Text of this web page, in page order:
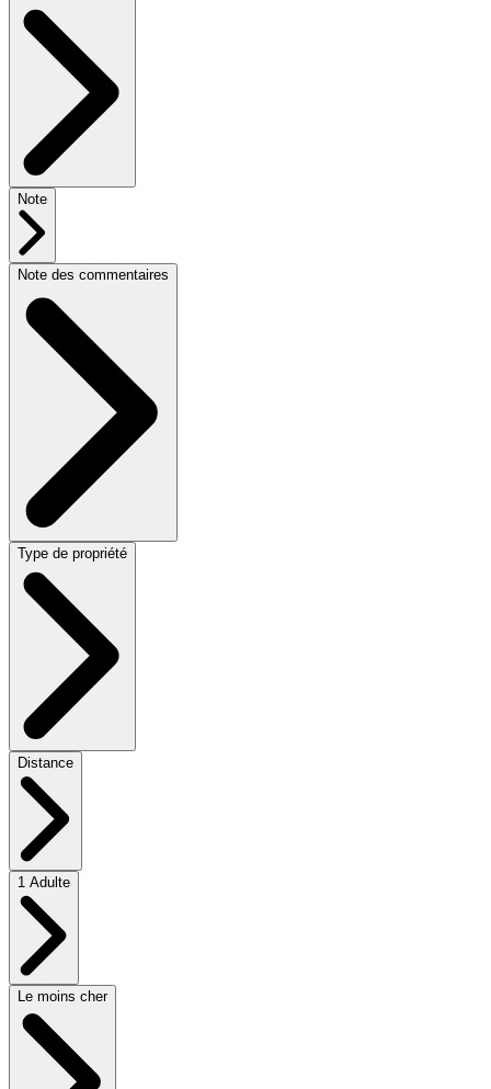
Note
Note des commentaires
Type de propriété
Distance
1 Adulte
Le moins cher